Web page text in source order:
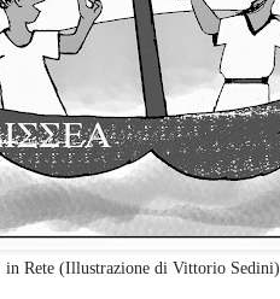
in Rete (Illustrazione di Vittorio Sedini)